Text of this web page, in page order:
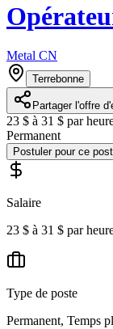
Metal CN
Terrebonne
Partager l'offre
23 $ à 31 $ par
Permanent
Postuler pour ce
Salaire
23 $ à 31 $ par
Type de poste
Permanent, Temps